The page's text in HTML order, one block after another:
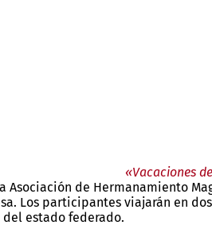
«Vacaciones
Asociación de Hermanamiento
Los participantes viajarán en
estado federado.